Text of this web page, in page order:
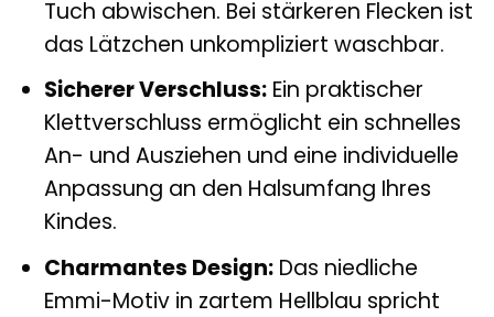
Tuch abwischen. Bei stärkeren Flecken ist
das Lätzchen unkompliziert waschbar.
Sicherer Verschluss:Ein praktischer
Klettverschluss ermöglicht ein schnelles
An- und Ausziehen und eine individuelle
Anpassung an den Halsumfang Ihres
Kindes.
Charmantes Design:Das niedliche
Emmi-Motiv in zartem Hellblau spricht